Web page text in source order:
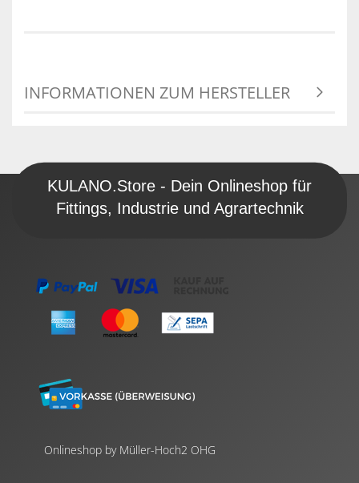
INFORMATIONEN ZUM HERSTELLER
KULANO.Store - Dein Onlineshop für
Fittings, Industrie und Agrartechnik
Onlineshop by Müller-Hoch2 OHG